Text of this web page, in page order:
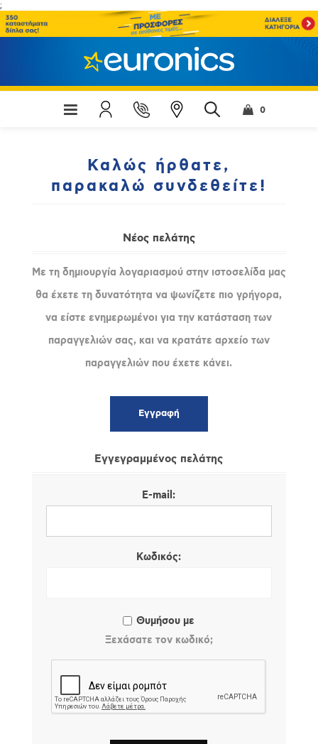
;
0
Καλώς ήρθατε,
παρακαλώ συνδεθείτε!
Νέος πελάτης
Με τη δημιουργία λογαριασμού στην ιστοσελίδα μας
θα έχετε τη δυνατότητα να ψωνίζετε πιο γρήγορα,
να είστε ενημερωμένοι για την κατάσταση των
παραγγελιών σας, και να κρατάτε αρχείο των
παραγγελιών που έχετε κάνει.
Εγγεγραμμένος πελάτης
E-mail:
Κωδικός:
Θυμήσου με
Ξεχάσατε τον κωδικό;